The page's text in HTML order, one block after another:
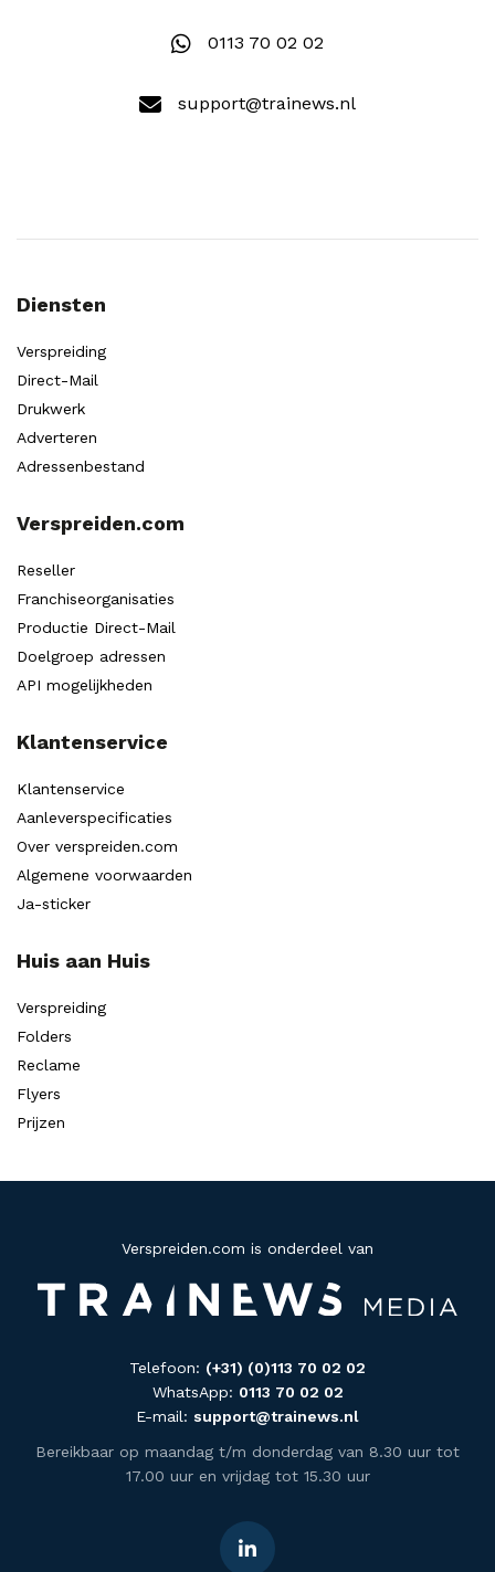
0113 70 02 02
support@trainews.nl
Diensten
Verspreiding
Direct-Mail
Drukwerk
Adverteren
Adressenbestand
Verspreiden.com
Reseller
Franchiseorganisaties
Productie Direct-Mail
Doelgroep adressen
API mogelijkheden
Klantenservice
Klantenservice
Aanleverspecificaties
Over verspreiden.com
Algemene voorwaarden
Ja-sticker
Huis aan Huis
Verspreiding
Folders
Reclame
Flyers
Prijzen
Verspreiden.com is onderdeel van
Telefoon: (+31) (0)113 70 02 02
WhatsApp: 0113 70 02 02
E-mail: support@trainews.nl
Bereikbaar op maandag t/m donderdag van 8.30 uur tot
17.00 uur en vrijdag tot 15.30 uur